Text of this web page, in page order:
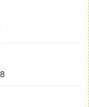
更多設置。
信視頻美顏
，建議可以嘗